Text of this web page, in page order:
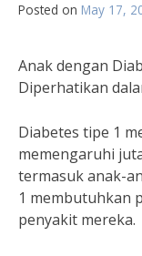
Posted on May 17,
Anak dengan
Diperhatikan
Diabetes tipe 1
memengaruhi
termasuk anak-
1 membutuhkan
penyakit mereka.